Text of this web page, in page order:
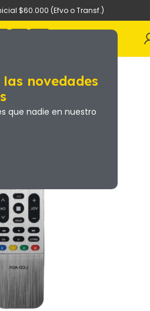
novedades
que nadie en nuestro
$60.000 (Efvo o Transf.)